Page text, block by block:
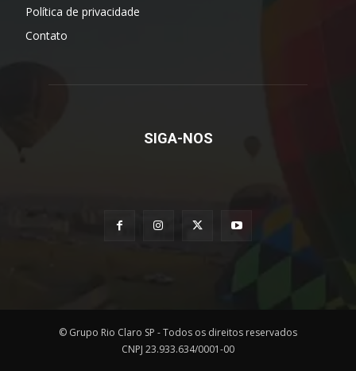
Política de privacidade
Contato
SIGA-NOS
© Grupo Rio Claro SP - Todos os direitos reservados
CNPJ 23.933.634/0001-00